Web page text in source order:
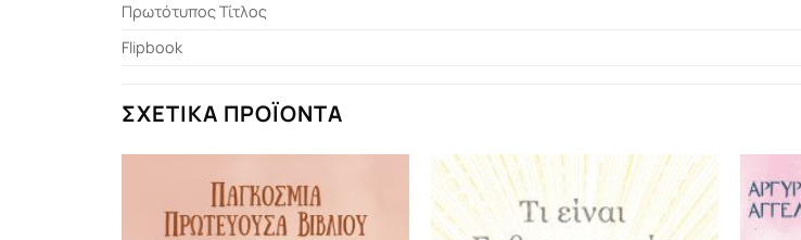
Πρωτότυπος Τίτλος
Flipbook
ΣΧΕΤΙΚΆ ΠΡΟΪΌΝΤΑ